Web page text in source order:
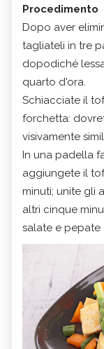
Procedimento
Dopo aver
tagliateli in tre
dopodiché
quarto d'ora.
Schiacciate il
forchetta:
visivamente
In una padella
aggiungete il
minuti; unite gli
altri cinque
salate e pepate